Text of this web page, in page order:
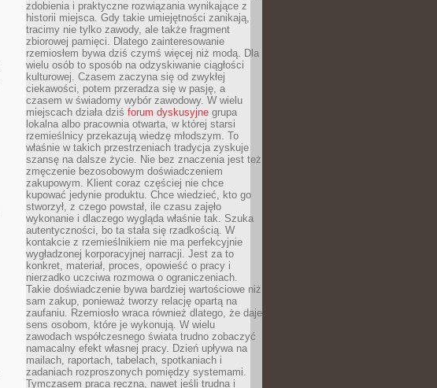
zdobienia i praktyczne rozwiązania wynikające z
historii miejsca. Gdy takie umiejętności zanikają,
tracimy nie tylko zawody, ale także fragment
zbiorowej pamięci. Dlatego zainteresowanie
rzemiosłem bywa dziś czymś więcej niż modą. Dla
wielu osób to sposób na odzyskiwanie ciągłości
kulturowej. Czasem zaczyna się od zwykłej
ciekawości, potem przeradza się w pasję, a
czasem w świadomy wybór zawodowy. W wielu
miejscach działa dziś forum dyskusyjne grupa
lokalna albo pracownia otwarta, w której starsi
rzemieślnicy przekazują wiedzę młodszym. To
właśnie w takich przestrzeniach tradycja zyskuje
szansę na dalsze życie. Nie bez znaczenia jest też
zmęczenie bezosobowym doświadczeniem
zakupowym. Klient coraz częściej nie chce
kupować jedynie produktu. Chce wiedzieć, kto go
stworzył, z czego powstał, ile czasu zajęło
wykonanie i dlaczego wygląda właśnie tak. Szuka
autentyczności, bo ta stała się rzadkością. W
kontakcie z rzemieślnikiem nie ma perfekcyjnie
wygładzonej korporacyjnej narracji. Jest za to
konkret, materiał, proces, opowieść o pracy i
nierzadko uczciwa rozmowa o ograniczeniach.
Takie doświadczenie bywa bardziej wartościowe niż
sam zakup, ponieważ tworzy relację opartą na
zaufaniu. Rzemiosło wraca również dlatego, że daje
sens osobom, które je wykonują. W wielu
zawodach współczesnego świata trudno zobaczyć
namacalny efekt własnej pracy. Dzień upływa na
mailach, raportach, tabelach, spotkaniach i
zadaniach rozproszonych pomiędzy systemami.
Tymczasem praca ręczna, nawet jeśli trudna i